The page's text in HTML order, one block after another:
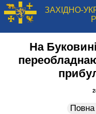
ЗАХІДНО-
На
Повна